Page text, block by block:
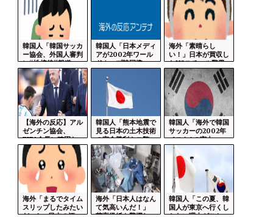
韓国人「韓国サッカ
ー協会、外国人審判
に“性接待”報道...
韓国人「日本メディ
アが2002年ワール
ドカップ韓国準...
海外「素晴らし
い！」日本が買収し
たUSスチール驚異
の...
【海外の反応】アル
ゼンチン協会、
FIFA会長に確固た...
韓国人「熊本地震で
見る日本の土木技術
の完全勝利をご覧...
韓国人「海外で韓国
サッカーの2002年
ベスト4の実力...
海外「まるでタイム
スリップしたみたい
海外「日本人はなん
て気高いんだ！」
韓国人「この夏、韓
国人が東京へ行くし